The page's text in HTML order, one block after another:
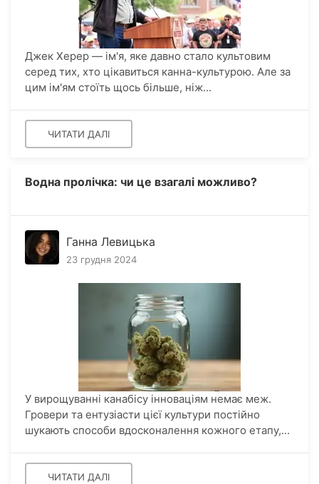
Джек Херер — ім'я, яке давно стало культовим
серед тих, хто цікавиться канна-культурою. Але за
цим ім'ям стоїть щось більше, ніж...
ЧИТАТИ ДАЛІ
Водна пролічка: чи це взагалі можливо?
Ганна Левицька
23 грудня 2024
У вирощуванні канабісу інноваціям немає меж.
Гровери та ентузіасти цієї культури постійно
шукають способи вдосконалення кожного етапу,...
ЧИТАТИ ДАЛІ